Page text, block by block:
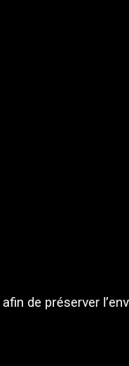
afin de préserver